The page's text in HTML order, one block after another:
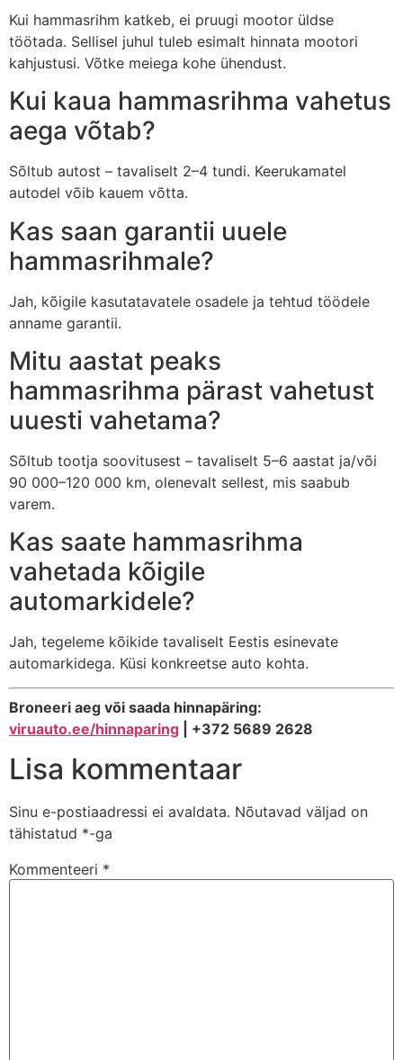
Kui hammasrihm katkeb, ei pruugi mootor üldse
töötada. Sellisel juhul tuleb esimalt hinnata mootori
kahjustusi. Võtke meiega kohe ühendust.
Kui kaua hammasrihma vahetus
aega võtab?
Sõltub autost – tavaliselt 2–4 tundi. Keerukamatel
autodel võib kauem võtta.
Kas saan garantii uuele
hammasrihmale?
Jah, kõigile kasutatavatele osadele ja tehtud töödele
anname garantii.
Mitu aastat peaks
hammasrihma pärast vahetust
uuesti vahetama?
Sõltub tootja soovitusest – tavaliselt 5–6 aastat ja/või
90 000–120 000 km, olenevalt sellest, mis saabub
varem.
Kas saate hammasrihma
vahetada kõigile
automarkidele?
Jah, tegeleme kõikide tavaliselt Eestis esinevate
automarkidega. Küsi konkreetse auto kohta.
Broneeri aeg või saada hinnapäring:
viruauto.ee/hinnaparing | +372 5689 2628
Lisa kommentaar
Sinu e-postiaadressi ei avaldata. Nõutavad väljad on
tähistatud *-ga
Kommenteeri *